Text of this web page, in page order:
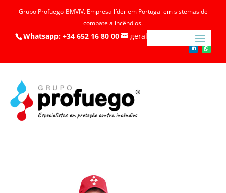
Grupo Profuego-BMVIV. Empresa líder em Portugal em sistemas de
combate a incêndios.
Whatsapp: +34 652 16 80 00 geral@profuego.pt